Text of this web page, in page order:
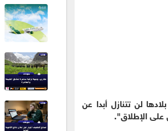
لن تتنازل أبدا عن
على الإطلاق".